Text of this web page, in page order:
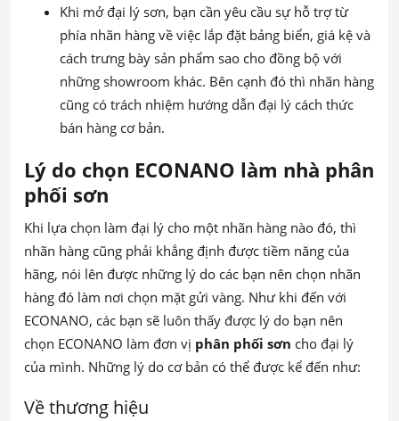
Khi mở đại lý sơn, bạn cần yêu cầu sự hỗ trợ từ
phía nhãn hàng về việc lắp đặt bảng biển, giá kệ và
cách trưng bày sản phẩm sao cho đồng bộ với
những showroom khác. Bên cạnh đó thì nhãn hàng
cũng có trách nhiệm hướng dẫn đại lý cách thức
bán hàng cơ bản.
Lý do chọn ECONANO làm nhà phân
phối sơn
Khi lựa chọn làm đại lý cho một nhãn hàng nào đó, thì
nhãn hàng cũng phải khẳng định được tiềm năng của
hãng, nói lên được những lý do các bạn nên chọn nhãn
hàng đó làm nơi chọn mặt gửi vàng. Như khi đến với
ECONANO, các bạn sẽ luôn thấy được lý do bạn nên
chọn ECONANO làm đơn vị phân phối sơn cho đại lý
của mình. Những lý do cơ bản có thể được kể đến như:
Về thương hiệu